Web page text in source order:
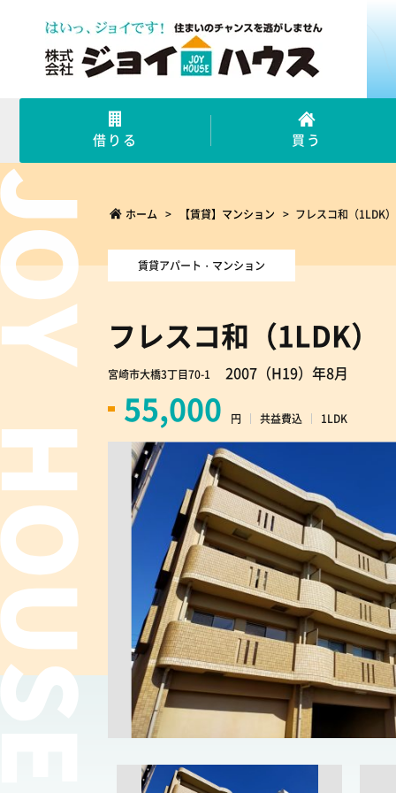
借りる 買う
ホーム > 【賃貸】マンション > フレスコ和（1LDK）
賃貸アパート・マンション
フレスコ和（1LDK）
宮崎市大橋3丁目70-1 2007（H19）年8月
55,000 円 共益費込 1LDK